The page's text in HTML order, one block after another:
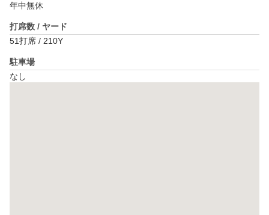
年中無休
打席数 / ヤード
51打席 / 210Y
駐車場
なし